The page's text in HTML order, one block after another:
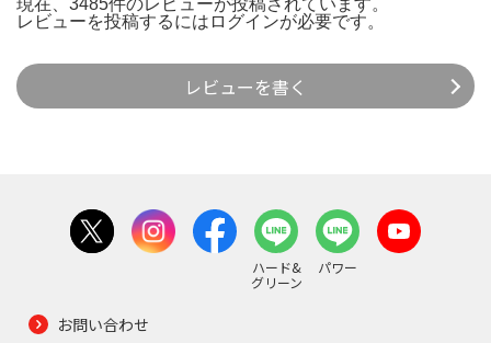
レビューを投稿するには ログインが必要です。
レビューを書く
ハード&
グリーン
パワー
お問い合わせ